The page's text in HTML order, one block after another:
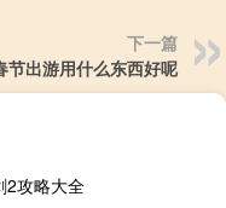
下一篇
节出游用什么东西好呢
2攻略大全